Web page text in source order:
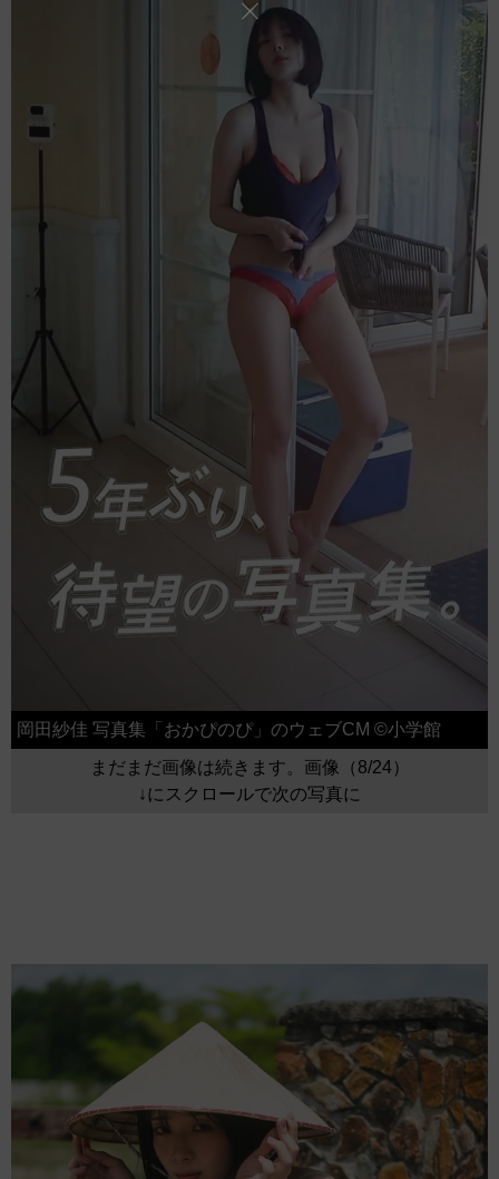
岡田紗佳 写真集「おかぴのぴ」のウェブCM ©小学館
まだまだ画像は続きます。画像（8/24）
↓にスクロールで次の写真に